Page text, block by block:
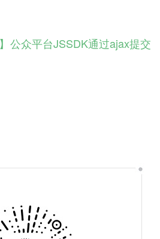
公众平台JSSDK通过ajax提交